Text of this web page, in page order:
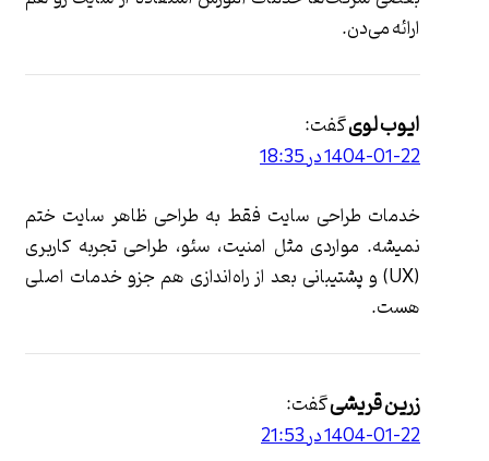
ارائه می‌دن.
ایوب لویگفت:
1404-01-22 در 18:35
خدمات طراحی سایت فقط به طراحی ظاهر سایت ختم
نمیشه. مواردی مثل امنیت، سئو، طراحی تجربه کاربری
(UX) و پشتیبانی بعد از راه‌اندازی هم جزو خدمات اصلی
هست.
زرین قریشیگفت:
1404-01-22 در 21:53